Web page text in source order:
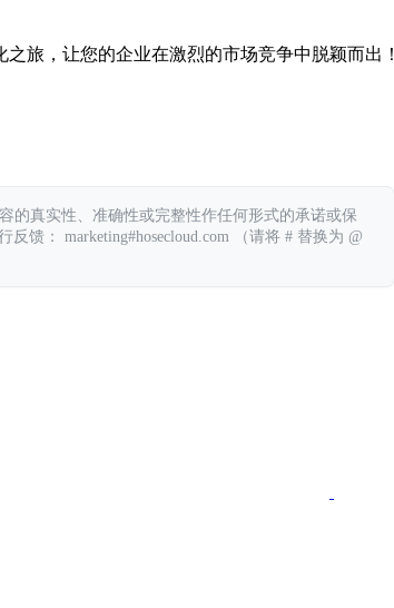
之旅，让您的企业在激烈的市场竞争中脱颖而出！
的真实性、准确性或完整性作任何形式的承诺或保
馈： marketing#hosecloud.com （请将 # 替换为 @